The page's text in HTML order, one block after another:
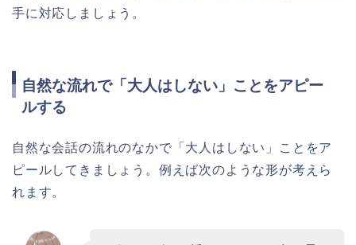
手に対応しましょう。
自然な流れで「大人はしない」ことをアピー
ルする
自然な会話の流れのなかで「大人はしない」ことをア
ピールしてきましょう。例えば次のような形が考えら
れます。